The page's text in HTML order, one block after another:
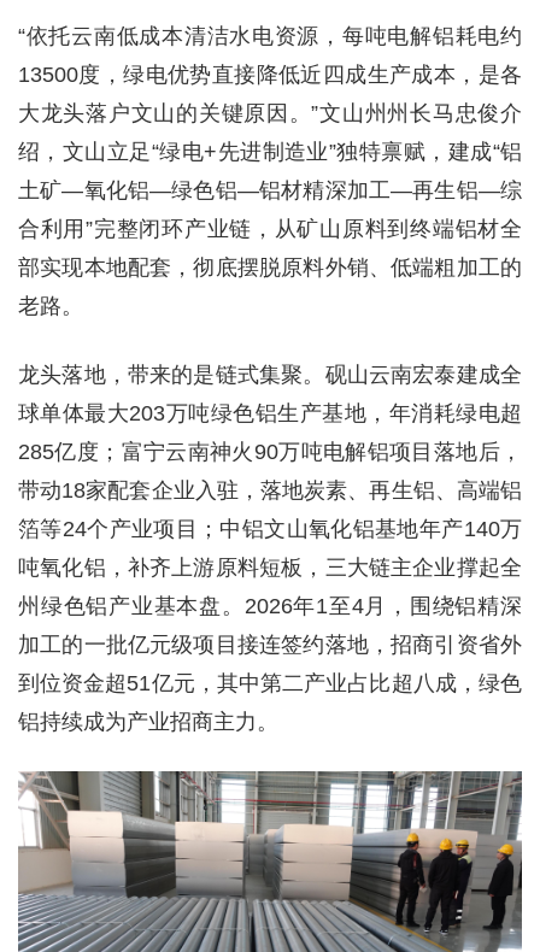
“依托云南低成本清洁水电资源，每吨电解铝耗电约
13500度，绿电优势直接降低近四成生产成本，是各
大龙头落户文山的关键原因。”文山州州长马忠俊介
绍，文山立足“绿电+先进制造业”独特禀赋，建成“铝
土矿—氧化铝—绿色铝—铝材精深加工—再生铝—综
合利用”完整闭环产业链，从矿山原料到终端铝材全
部实现本地配套，彻底摆脱原料外销、低端粗加工的
老路。
龙头落地，带来的是链式集聚。砚山云南宏泰建成全
球单体最大203万吨绿色铝生产基地，年消耗绿电超
285亿度；富宁云南神火90万吨电解铝项目落地后，
带动18家配套企业入驻，落地炭素、再生铝、高端铝
箔等24个产业项目；中铝文山氧化铝基地年产140万
吨氧化铝，补齐上游原料短板，三大链主企业撑起全
州绿色铝产业基本盘。2026年1至4月，围绕铝精深
加工的一批亿元级项目接连签约落地，招商引资省外
到位资金超51亿元，其中第二产业占比超八成，绿色
铝持续成为产业招商主力。